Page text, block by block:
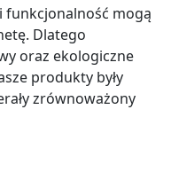
funkcjonalność mogą
Dlatego
oraz ekologiczne
produkty były
zrównoważony